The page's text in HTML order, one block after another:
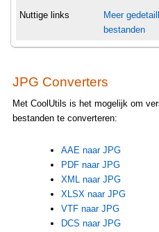
Nuttige links
Meer
bestanden
JPG Converters
Met CoolUtils is het mogelijk om
bestanden te converteren:
AAE naar JPG
PDF naar JPG
XML naar JPG
XLSX naar JPG
VTF naar JPG
DCS naar JPG